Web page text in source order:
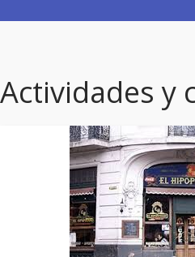
Actividades y